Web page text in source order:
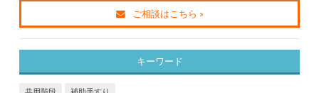
ご相談はこちら »
キーワード
共用階段 補助手すり